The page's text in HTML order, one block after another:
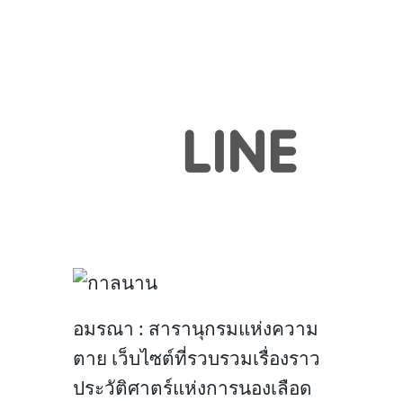
อมรณา : สารานุกรมแห่งความ
ตาย เว็บไซต์ที่รวบรวมเรื่องราว
ประวัติศาตร์แห่งการนองเลือด